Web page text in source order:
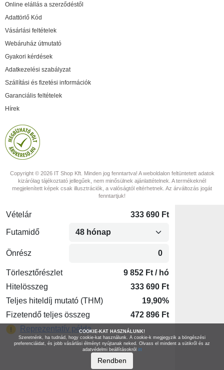
Online elállás a szerződéstől
Adattörlő Kód
Vásárlási feltételek
Webáruház útmutató
Gyakori kérdések
Adatkezelési szabályzat
Szállítási és fizetési információk
Garanciális feltételek
Hírek
Copyright © 2026 IT Shop Kft. Minden jog fenntartva! A weboldalon feltüntetett adatok
kizárólag tájékoztató jellegűek, nem minősülnek ajánlattételnek. A termékeknél
megjelenített képek csak illusztrációk, a valóságtól eltérhetnek. Az árváltozás jogát
fenntartjuk!
COOKIE-KAT HASZNÁLUNK!
Szeretnénk, ha tudnád, hogy cookie-kat használunk. A cookie-k megjegyzik a böngészési
preferenciáidat, és jobb vásárlási élményt nyújtanak neked. Olvass el mindent a sütikről és az
adatvédelmi beállításokról itt
Rendben